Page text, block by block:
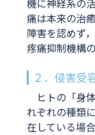
機に神経系の
痛は本来の治
障害を認めず
疼痛抑制機構
２．侵害受
ヒトの「身
れぞれの種類
在している場